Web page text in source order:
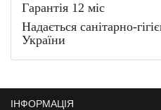
Гарантія 12 міс
Надається санітарно-
України
ІНФОРМАЦІЯ